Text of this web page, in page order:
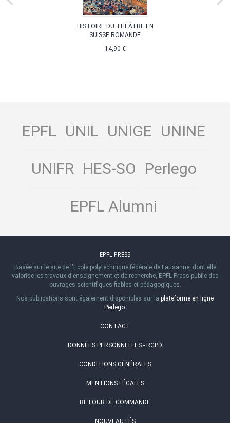
HISTOIRE DU THÉÂTRE EN
SUISSE ROMANDE
14,90 €
EPFL UNIL UNIGE UNINE
UNIFR HES-SO Perlego
EPFL Alumni
EPFL PRESS
Basée sur le site de l'Ecole polytechnique fédérale de Lausanne, dont elle
valorise les travaux d'enseignement et de recherche, EPFL Press publie des
ouvrages scientifiques fiables et pédagogiques.
Nos publications sont également disponibles sur la plateforme en ligne
Perlego.
CONTACT
DONNÉES PERSONNELLES - RGPD
CONDITIONS GÉNÉRALES
MENTIONS LÉGALES
RETOUR DE COMMANDE
NOUVEAUTÉS